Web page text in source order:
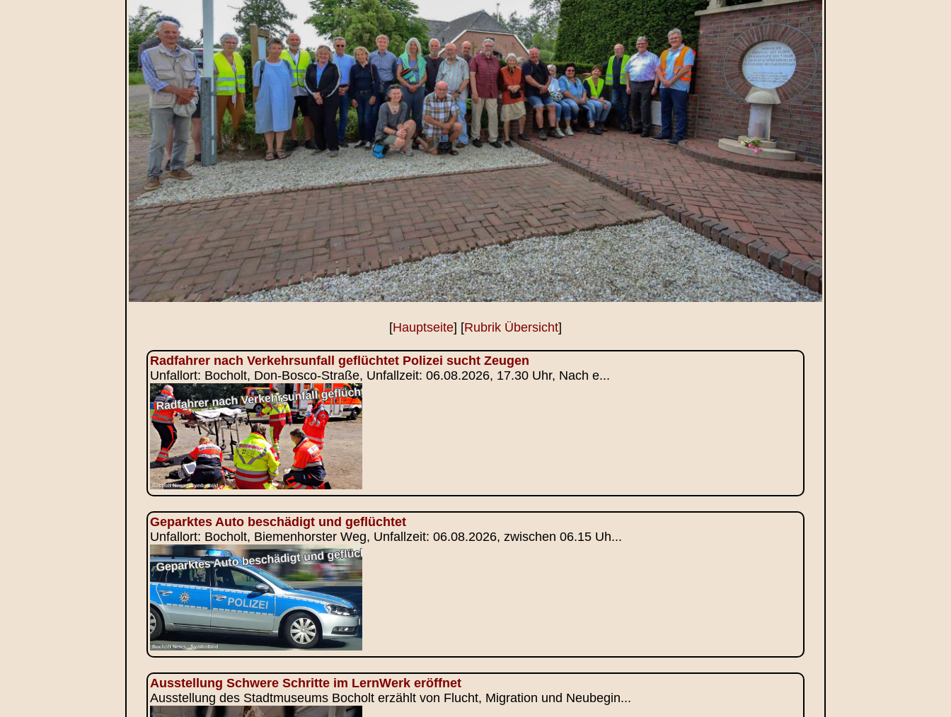
[Hauptseite] [Rubrik Übersicht]
Radfahrer nach Verkehrsunfall geflüchtet Polizei sucht Zeugen
Unfallort: Bocholt, Don-Bosco-Straße, Unfallzeit: 06.08.2026, 17.30 Uhr, Nach e...
Geparktes Auto beschädigt und geflüchtet
Unfallort: Bocholt, Biemenhorster Weg, Unfallzeit: 06.08.2026, zwischen 06.15 Uh...
Ausstellung Schwere Schritte im LernWerk eröffnet
Ausstellung des Stadtmuseums Bocholt erzählt von Flucht, Migration und Neubegin...